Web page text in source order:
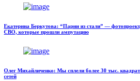
Екатерина Беркутова: “Парни из стали” —
СВО, которые прошли ампутацию
Олег Михайличенко: Мы сплели более 30 тыс.
сетей